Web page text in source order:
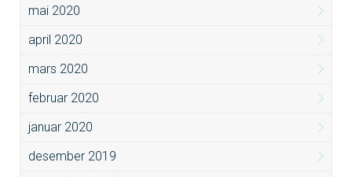
mai 2020
april 2020
mars 2020
februar 2020
januar 2020
desember 2019